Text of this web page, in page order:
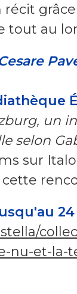
tout au
un
selon
sur
cette
24
nu-et-la-